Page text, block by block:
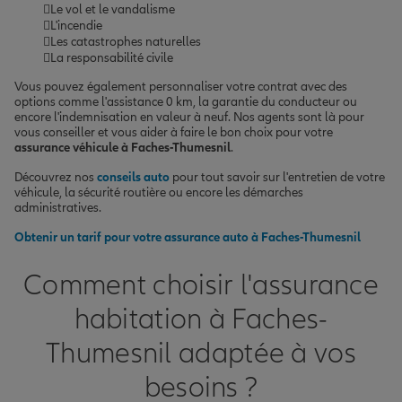
Le vol et le vandalisme
L'incendie
Les catastrophes naturelles
La responsabilité civile
Vous pouvez également personnaliser votre contrat avec des
options comme l'assistance 0 km, la garantie du conducteur ou
encore l'indemnisation en valeur à neuf. Nos agents sont là pour
vous conseiller et vous aider à faire le bon choix pour votre
assurance véhicule à Faches-Thumesnil.
Découvrez nos conseils auto pour tout savoir sur l'entretien de votre
véhicule, la sécurité routière ou encore les démarches
administratives.
Obtenir un tarif pour votre assurance auto à Faches-Thumesnil
Comment choisir l'assurance
habitation à Faches-
Thumesnil adaptée à vos
besoins ?